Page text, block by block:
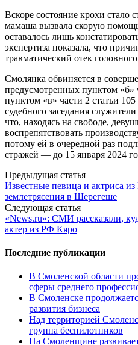
Вскоре состояние крохи стало
мамаша вызвала скорую
оставалось лишь
экспертиза показала, что
травматический отек
Смолянка обвиняется в
предусмотренных пунктом «б»
пунктом «в» части 2 статьи
судебного заседания
что, находясь на свободе,
воспрепятствовать
потому ей в очередной раз
стражей — до 15 января 2024
Post
navigation
Предыдущая статья
Известные певица и актриса
землетрясения в Шерегеше
Следующая статья
«News.ru»: СМИ рассказали,
актер из РФ Кяро
Последние публикации
В Смоленской области
сферы среднего
В Смоленске
развития бизнеса
Над территорией
группа беспилотников
На Смоленщине